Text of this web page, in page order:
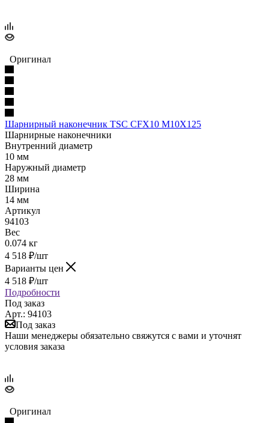
Оригинал
Шарнирный наконечник TSC CFX10 M10X125
Шарнирные наконечники
Внутренний диаметр
10 мм
Наружный диаметр
28 мм
Ширина
14 мм
Артикул
94103
Вес
0.074 кг
4 518 ₽/шт
Варианты цен
4 518 ₽/шт
Подробности
Под заказ
Арт.: 94103
Под заказ
Наши менеджеры обязательно свяжутся с вами и уточнят
условия заказа
Оригинал